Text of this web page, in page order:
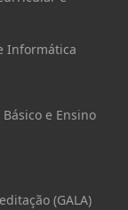
Informática
e Ensino
(GALA)